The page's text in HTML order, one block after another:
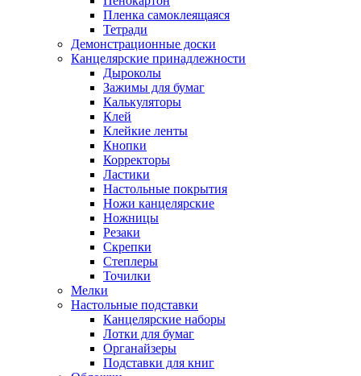
Пленка самоклеящаяся
Тетради
Демонстрационные доски
Канцелярские принадлежности
Дыроколы
Зажимы для бумаг
Калькуляторы
Клей
Клейкие ленты
Кнопки
Корректоры
Ластики
Настольные покрытия
Ножи канцелярские
Ножницы
Резаки
Скрепки
Степлеры
Точилки
Мелки
Настольные подставки
Канцелярские наборы
Лотки для бумаг
Органайзеры
Подставки для книг